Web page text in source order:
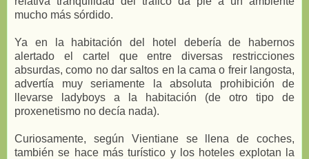
mucho más sórdido.
Ya en la habitación del hotel debería de habernos
alertado el cartel que entre diversas restricciones
absurdas, como no dar saltos en la cama o freir langosta,
advertía muy seriamente la absoluta prohibición de
llevarse ladyboys a la habitación (de otro tipo de
proxenetismo no decía nada).
Curiosamente, según Vientiane se llena de coches,
también se hace más turístico y los hoteles explotan la